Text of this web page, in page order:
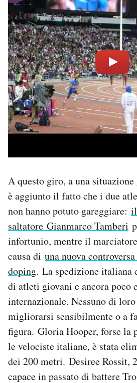
A questo giro, a una
è aggiunto il fatto che i due
non hanno potuto gareggiare: il
saltatore Gianmarco Tamberi
infortunio, mentre il
causa di una nuova
doping. La spedizione italiana
di atleti giovani e ancora poco
internazionale. Nessuno di
migliorarsi sensibilmente o a
figura. Gloria Hooper, forse la
le velociste italiane, è stata
dei 200 metri. Desiree Rossit,
capace in passato di battere